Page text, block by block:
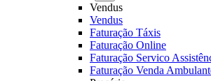
Vendus
Vendus
Faturação Táxis
Faturação Online
Faturação Servico
Faturação Venda